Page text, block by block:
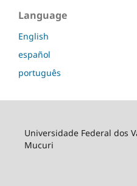
Language
English
español
português
Universidade Federal dos
Mucuri